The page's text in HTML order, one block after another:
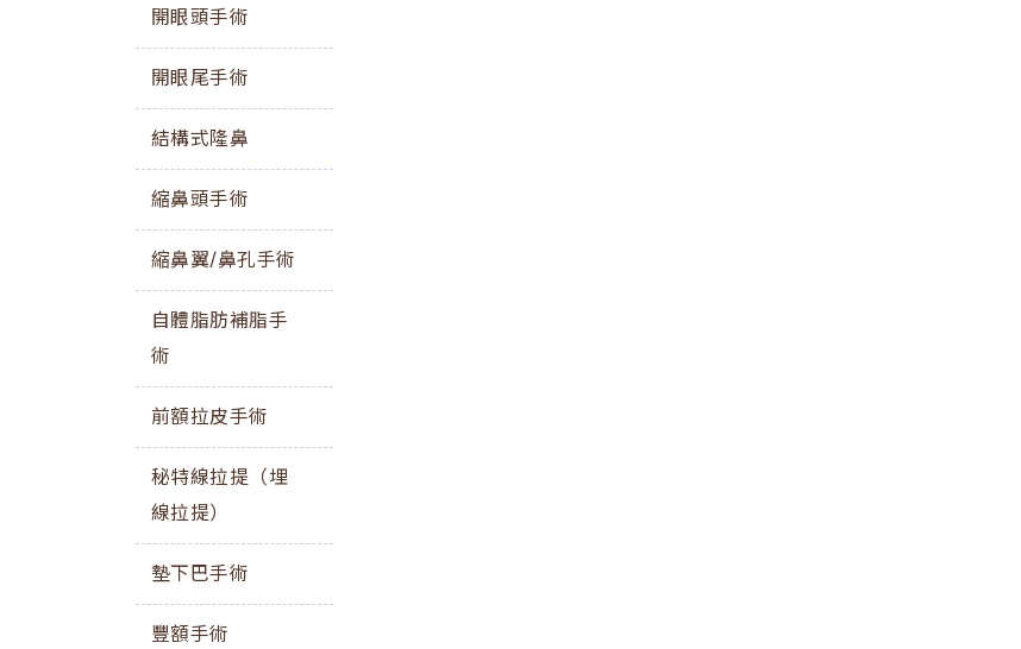
開眼頭手術
開眼尾手術
結構式隆鼻
縮鼻頭手術
縮鼻翼/鼻孔手術
自體脂肪補脂手
術
前額拉皮手術
秘特線拉提（埋
線拉提）
墊下巴手術
豐額手術